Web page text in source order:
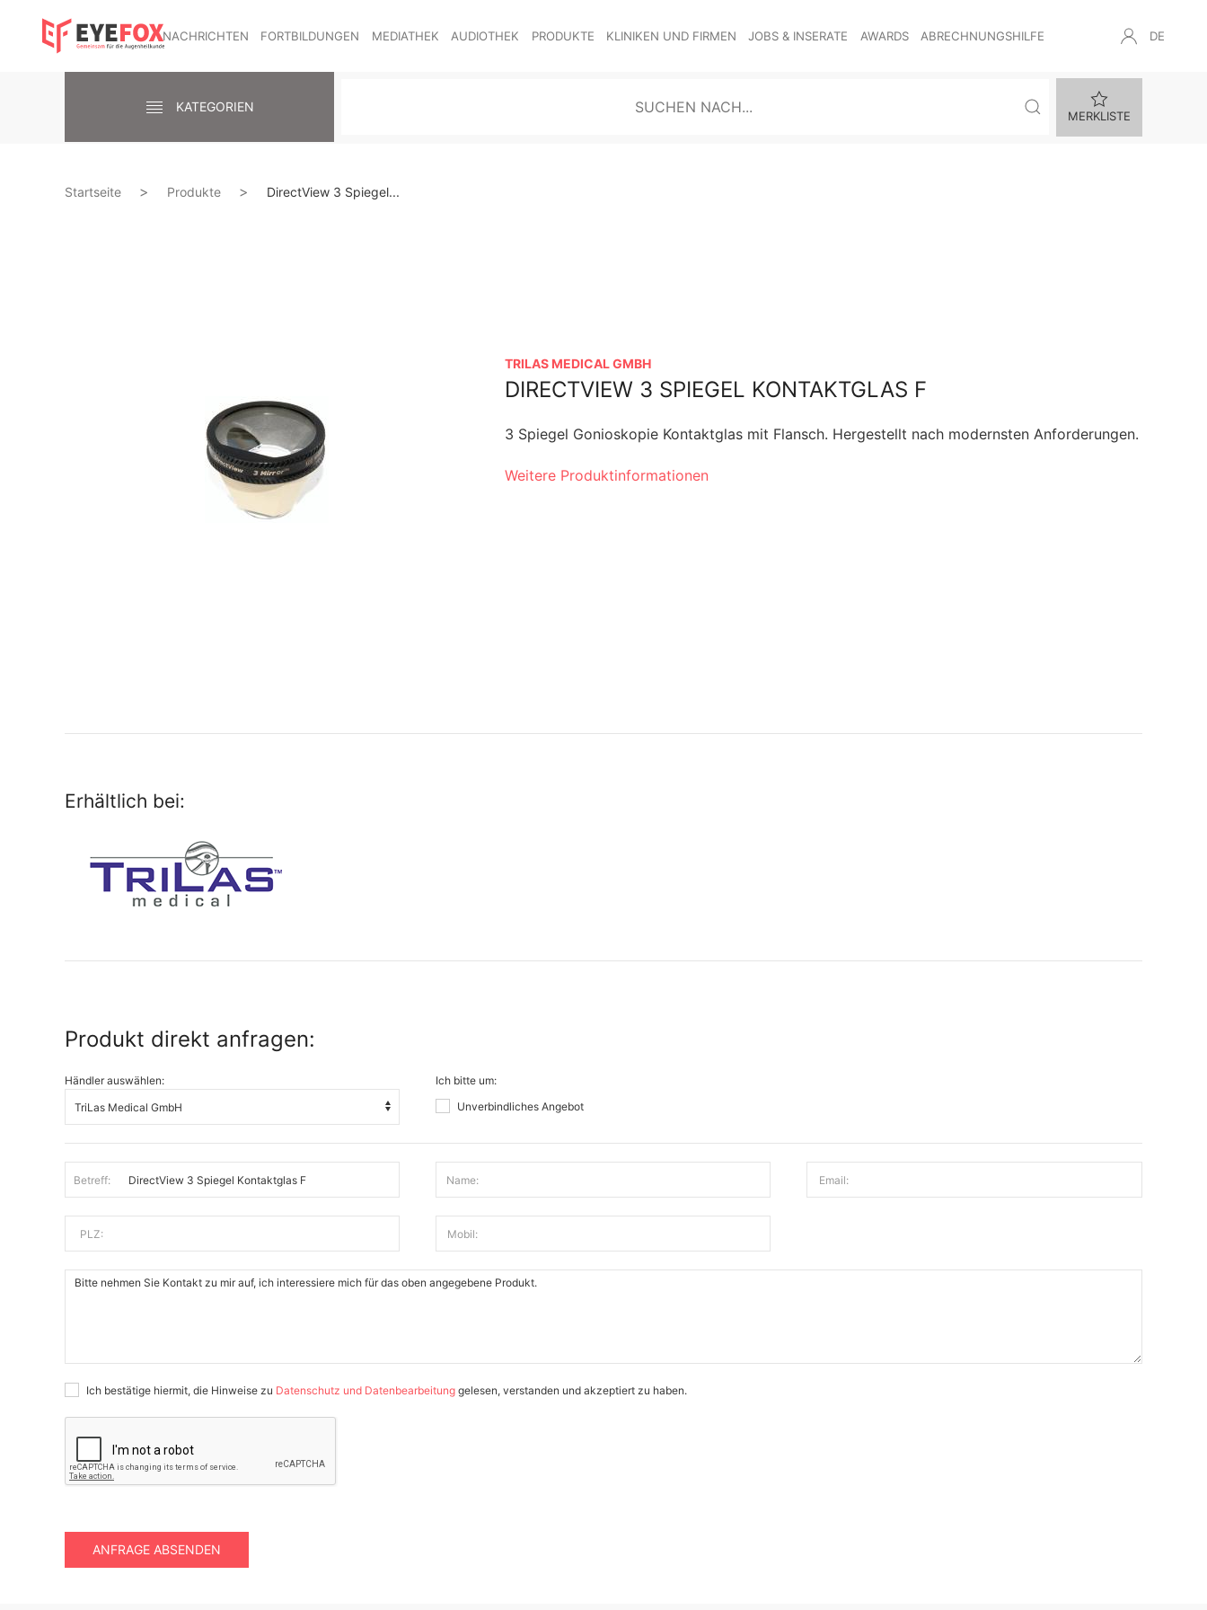
NACHRICHTEN FORTBILDUNGEN MEDIATHEK AUDIOTHEK PRODUKTE KLINIKEN UND FIRMEN JOBS & INSERATE AWARDS ABRECHNUNGSHILFE DE
KATEGORIEN
MERKLISTE
Startseite Produkte DirectView 3 Spiegel...
TRILAS MEDICAL GMBH
DIRECTVIEW 3 SPIEGEL KONTAKTGLAS F
3 Spiegel Gonioskopie Kontaktglas mit Flansch. Hergestellt nach modernsten Anforderungen.
Weitere Produktinformationen
Erhältlich bei:
Produkt direkt anfragen:
Händler auswählen:
Ich bitte um:
Unverbindliches Angebot
Betreff: Name: Email:
PLZ: Mobil:
Ich bestätige hiermit, die Hinweise zu Datenschutz und Datenbearbeitung gelesen, verstanden und akzeptiert zu haben.
ANFRAGE ABSENDEN